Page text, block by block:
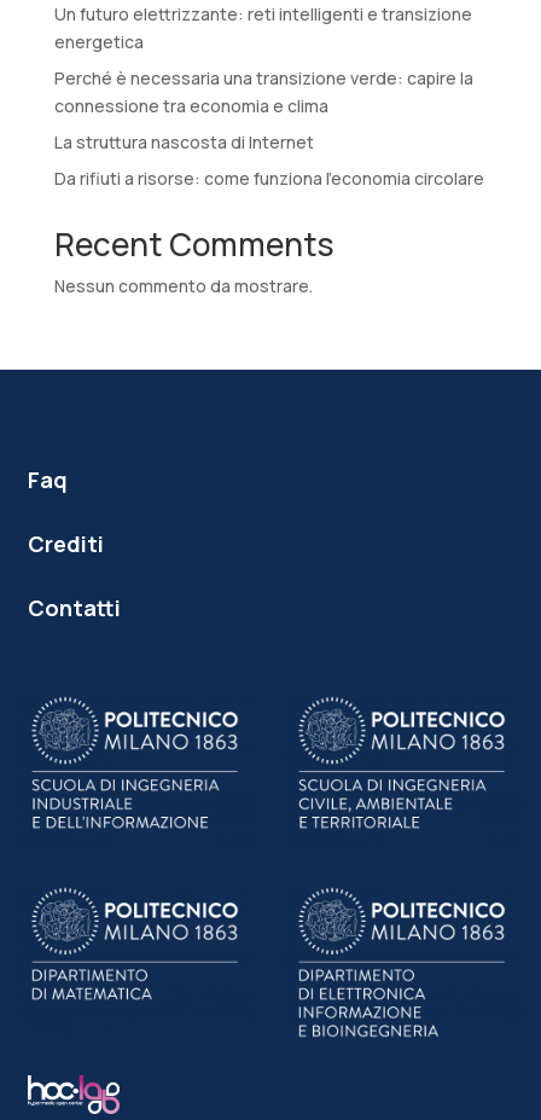
Un futuro elettrizzante: reti intelligenti e transizione
energetica
Perché è necessaria una transizione verde: capire la
connessione tra economia e clima
La struttura nascosta di Internet
Da rifiuti a risorse: come funziona l’economia circolare
Recent Comments
Nessun commento da mostrare.
Faq
Crediti
Contatti